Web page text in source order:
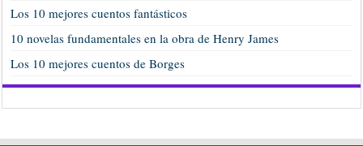
Los 10 mejores cuentos fantásticos
10 novelas fundamentales en la obra de Henry James
Los 10 mejores cuentos de Borges